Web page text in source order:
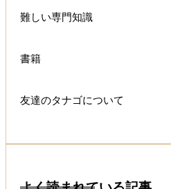
難しい専門知識
書籍
友達のタナゴについて